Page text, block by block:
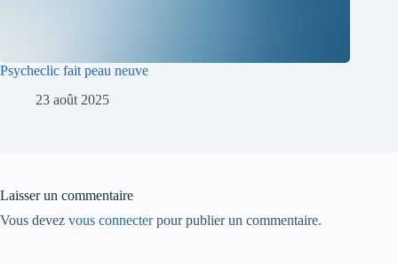
Psycheclic fait peau neuve
23 août 2025
Laisser un commentaire
Vous devez vous connecterpour publier un commentaire.